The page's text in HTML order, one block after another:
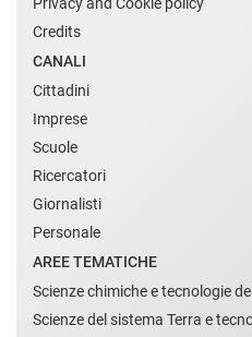
Credits
CANALI
Cittadini
Imprese
Scuole
Ricercatori
Giornalisti
Personale
AREE TEMATICHE
Scienze chimiche e tecnologie
Scienze del sistema Terra e